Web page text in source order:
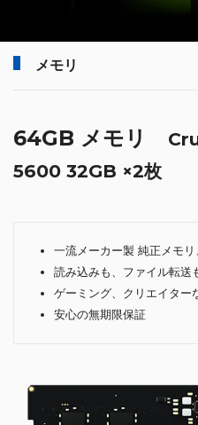
メモリ
64GB メモリ
5600 32GB ×2枚
一流メーカー製 純正メモ
読み込みも、ファイル転送
ゲーミング、クリエイター
安心の無期限保証